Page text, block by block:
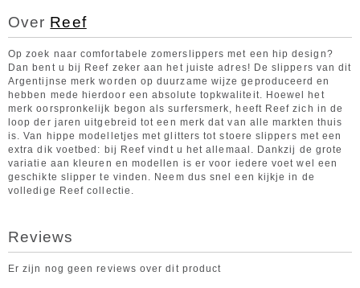
Over Reef
Op zoek naar comfortabele zomerslippers met een hip design?
Dan bent u bij Reef zeker aan het juiste adres! De slippers van dit
Argentijnse merk worden op duurzame wijze geproduceerd en
hebben mede hierdoor een absolute topkwaliteit. Hoewel het
merk oorspronkelijk begon als surfersmerk, heeft Reef zich in de
loop der jaren uitgebreid tot een merk dat van alle markten thuis
is. Van hippe modelletjes met glitters tot stoere slippers met een
extra dik voetbed: bij Reef vindt u het allemaal. Dankzij de grote
variatie aan kleuren en modellen is er voor iedere voet wel een
geschikte slipper te vinden. Neem dus snel een kijkje in de
volledige Reef collectie.
Reviews
Er zijn nog geen reviews over dit product